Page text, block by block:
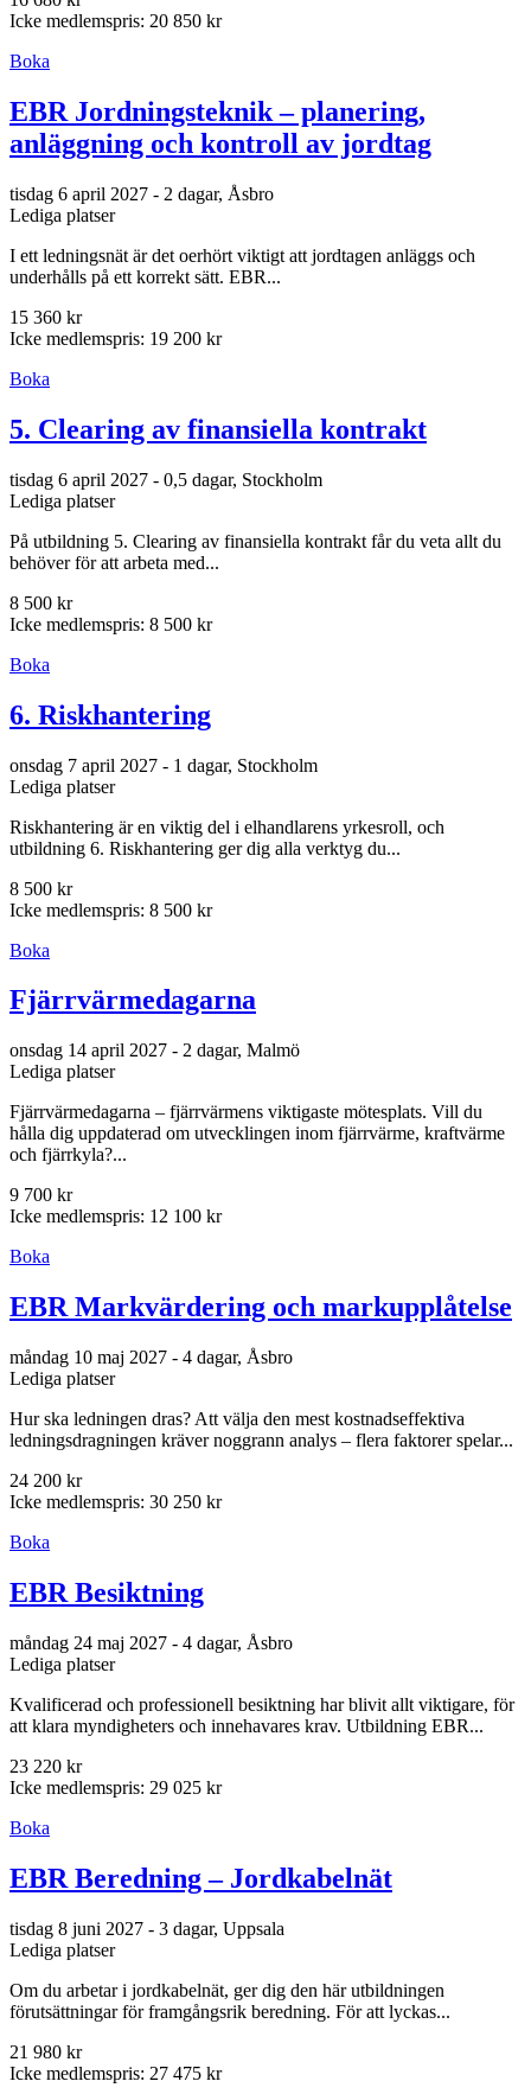
Icke medlemspris: 20 850 kr
Boka
EBR Jordningsteknik – planering,
anläggning och kontroll av jordtag
tisdag 6 april 2027 - 2 dagar, Åsbro
Lediga platser
I ett ledningsnät är det oerhört viktigt att jordtagen anläggs och
underhålls på ett korrekt sätt. EBR...
15 360 kr
Icke medlemspris: 19 200 kr
Boka
5. Clearing av finansiella kontrakt
tisdag 6 april 2027 - 0,5 dagar, Stockholm
Lediga platser
På utbildning 5. Clearing av finansiella kontrakt får du veta allt du
behöver för att arbeta med...
8 500 kr
Icke medlemspris: 8 500 kr
Boka
6. Riskhantering
onsdag 7 april 2027 - 1 dagar, Stockholm
Lediga platser
Riskhantering är en viktig del i elhandlarens yrkesroll, och
utbildning 6. Riskhantering ger dig alla verktyg du...
8 500 kr
Icke medlemspris: 8 500 kr
Boka
Fjärrvärmedagarna
onsdag 14 april 2027 - 2 dagar, Malmö
Lediga platser
Fjärrvärmedagarna – fjärrvärmens viktigaste mötesplats. Vill du
hålla dig uppdaterad om utvecklingen inom fjärrvärme, kraftvärme
och fjärrkyla?...
9 700 kr
Icke medlemspris: 12 100 kr
Boka
EBR Markvärdering och markupplåtelse
måndag 10 maj 2027 - 4 dagar, Åsbro
Lediga platser
Hur ska ledningen dras? Att välja den mest kostnadseffektiva
ledningsdragningen kräver noggrann analys – flera faktorer spelar...
24 200 kr
Icke medlemspris: 30 250 kr
Boka
EBR Besiktning
måndag 24 maj 2027 - 4 dagar, Åsbro
Lediga platser
Kvalificerad och professionell besiktning har blivit allt viktigare, för
att klara myndigheters och innehavares krav. Utbildning EBR...
23 220 kr
Icke medlemspris: 29 025 kr
Boka
EBR Beredning – Jordkabelnät
tisdag 8 juni 2027 - 3 dagar, Uppsala
Lediga platser
Om du arbetar i jordkabelnät, ger dig den här utbildningen
förutsättningar för framgångsrik beredning. För att lyckas...
21 980 kr
Icke medlemspris: 27 475 kr